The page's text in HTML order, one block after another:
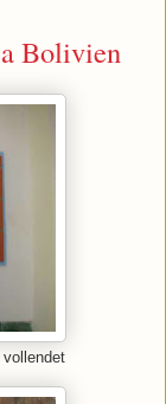
Bolivien
vollendet